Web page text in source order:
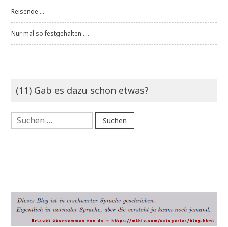
Reisende ....
Nur mal so festgehalten ....
(11) Gab es dazu schon etwas?
Suchen
nach: